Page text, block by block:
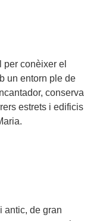
per conèixer el
un entorn ple de
conserva
estrets i edificis
antic, de gran